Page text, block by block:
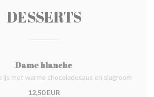
DESSERTS
Dame blanche
ijs met warme chocoladesaus en slagroom
12,50 EUR